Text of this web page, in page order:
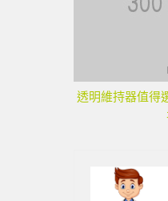
透明維持器值得